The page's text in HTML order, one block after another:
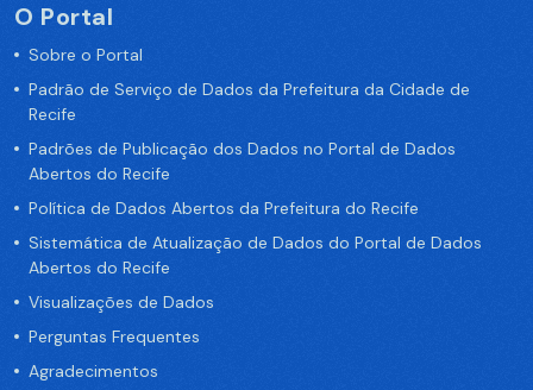
O Portal
Sobre o Portal
Padrão de Serviço de Dados da Prefeitura da Cidade de
Recife
Padrões de Publicação dos Dados no Portal de Dados
Abertos do Recife
Política de Dados Abertos da Prefeitura do Recife
Sistemática de Atualização de Dados do Portal de Dados
Abertos do Recife
Visualizações de Dados
Perguntas Frequentes
Agradecimentos